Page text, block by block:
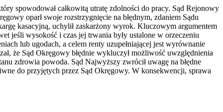
spowodował całkowitą utratę zdolności do pracy. Sąd Rejonowy
oparł swoje rozstrzygnięcie na błędnym, zdaniem Sądu
kasacyjną, uchylił zaskarżony wyrok. Kluczowym argumentem
jeśli wysokość i czas jej trwania były ustalone w orzeczeniu
lub ugodach, a celem renty uzupełniającej jest wyrównanie
że Sąd Okręgowy błędnie wykluczył możliwość uwzględnienia
zdrowia powoda. Sąd Najwyższy zwrócił uwagę na błędne
do przyjętych przez Sąd Okręgowy. W konsekwencji, sprawa